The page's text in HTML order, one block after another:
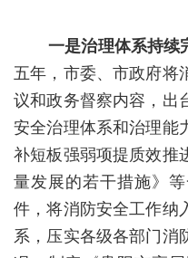
一是治理体系持续
五年，市委、市政府将
议和政务督察内容，出
安全治理体系和治理能
补短板强弱项提质效推
量发展的若干措施》
件，将消防安全工作纳
系，压实各级各部门消